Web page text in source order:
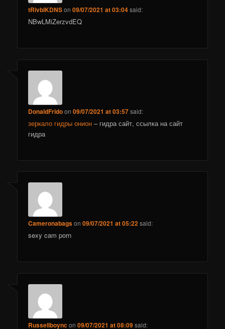
tRivbIKDNSon09/07/2021 at 03:04said:
NBwLMiZerzvdEQ
DonaldFridoon09/07/2021 at 03:57said:
зеркало гидры онион – гидра сайт, ссылка на сайт
гидра
Cameronabagson09/07/2021 at 05:22said:
sexy cam porn
Russellboyncon09/07/2021 at 08:09said: